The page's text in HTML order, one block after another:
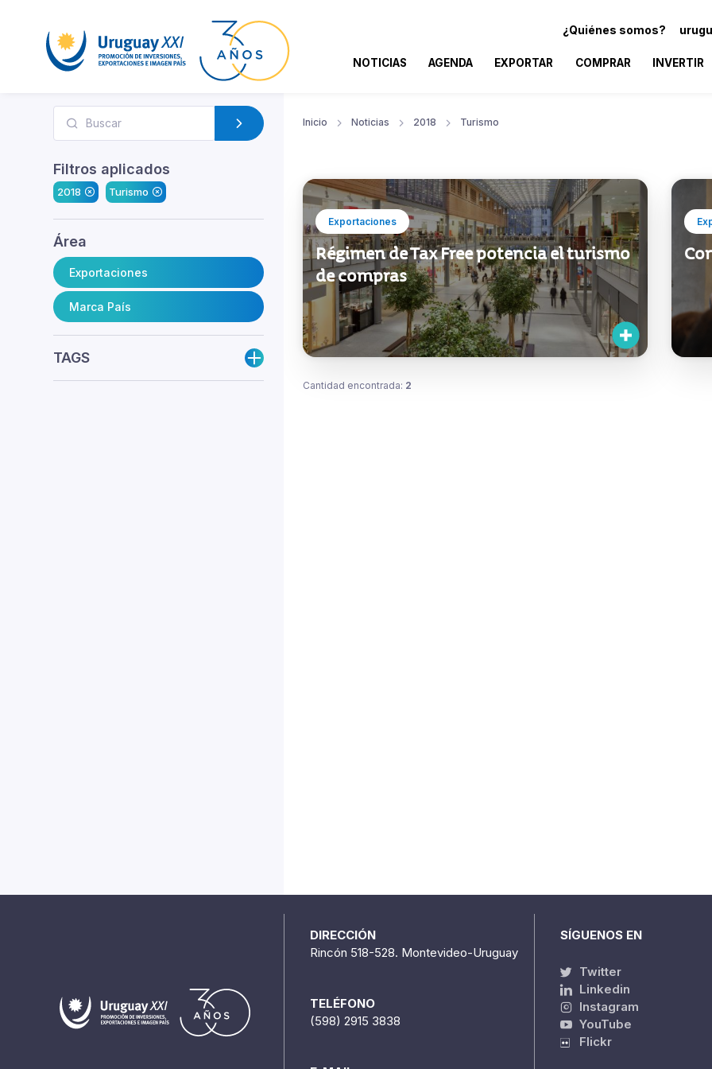
¿Quiénes somos?
NOTICIAS AGENDA EXPORTAR COMPRAR INVERTIR
Filtros aplicados
2018 Turismo
Área
Exportaciones
Marca País
TAGS
Inicio Noticias 2018 Turismo
Exportaciones
Régimen de Tax Free potencia el turismo
de compras
Cantidad encontrada: 2
DIRECCIÓN
Rincón 518-528. Montevideo-Uruguay
TELÉFONO
(598) 2915 3838
SÍGUENOS EN
Twitter
Linkedin
Instagram
YouTube
Flickr